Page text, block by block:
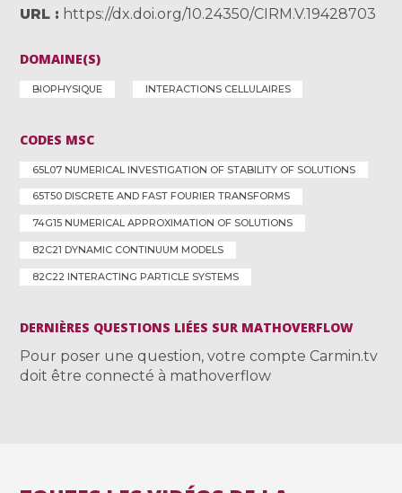
URL
https://dx.doi.org/10.24350/CIRM.V.19428703
DOMAINE(S)
BIOPHYSIQUE INTERACTIONS CELLULAIRES
CODES MSC
65L07 NUMERICAL INVESTIGATION OF STABILITY OF SOLUTIONS
65T50 DISCRETE AND FAST FOURIER TRANSFORMS
74G15 NUMERICAL APPROXIMATION OF SOLUTIONS
82C21 DYNAMIC CONTINUUM MODELS
82C22 INTERACTING PARTICLE SYSTEMS
DERNIÈRES QUESTIONS LIÉES SUR MATHOVERFLOW
Pour poser une question, votre compte Carmin.tv
doit être connecté à mathoverflow